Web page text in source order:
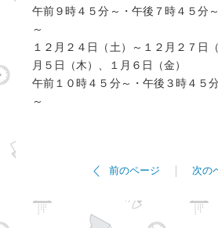
午前９時４５分～・午後７時４５分
～
１２月２４日（土）～１２月２７日
月５日（木）、１月６日（金）
午前１０時４５分～・午後３時４５
～
前のページ 次の